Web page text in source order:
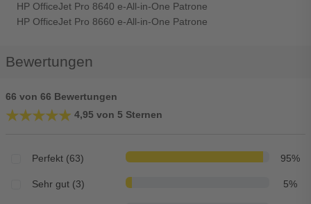
HP OfficeJet Pro 8640 e-All-in-One Patrone
HP OfficeJet Pro 8660 e-All-in-One Patrone
Bewertungen
66 von 66 Bewertungen
★★★★★
★★★★★ 4,95 von 5 Sternen
Perfekt (63) 95%
Sehr gut (3) 5%